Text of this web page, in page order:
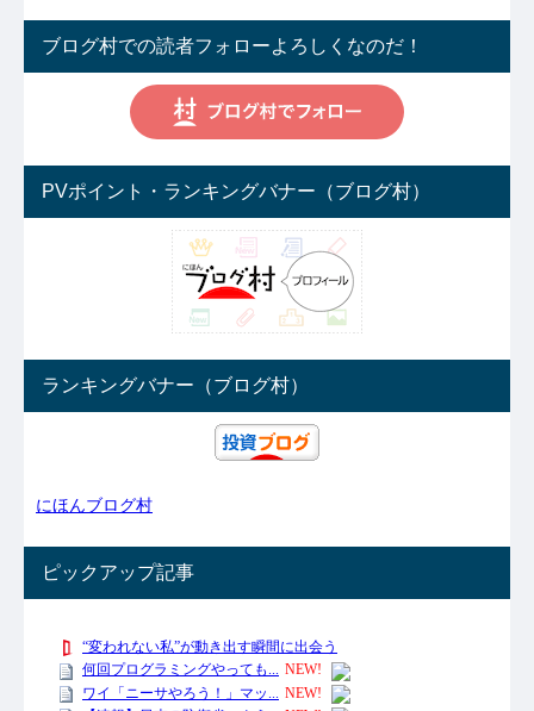
ブログ村での読者フォローよろしくなのだ！
PVポイント・ランキングバナー（ブログ村）
ランキングバナー（ブログ村）
にほんブログ村
ピックアップ記事